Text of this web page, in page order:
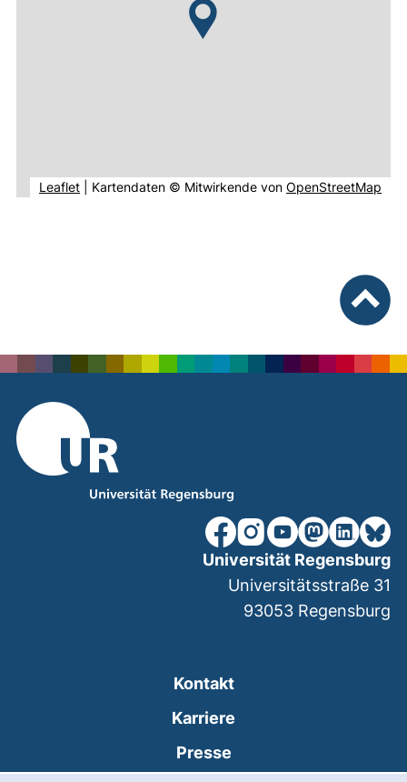
Leaflet(externer Link, öffnet neues Fenster).
Kartendaten © Mitwirkende von OpenStreetMap
unsere Facebook-Seite
unsere Instagram-
unsere YouTube-
unsereunsere
Kontakt
Karriere
Presse
Universität Regensburg
Universitätsstraße 31
93053 Regensburg